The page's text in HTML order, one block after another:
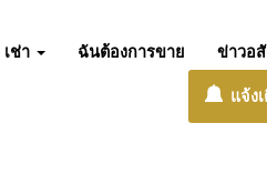
เช่า ฉันต้องการขาย ข่าวอ
แจ้ง